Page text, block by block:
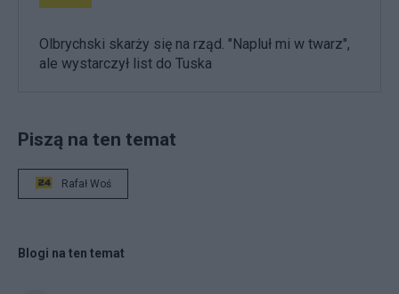
Olbrychski skarży się na rząd. "Napluł mi w twarz",
ale wystarczył list do Tuska
Piszą na ten temat
Rafał Woś
Blogi na ten temat